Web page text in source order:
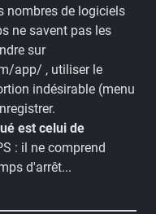
nombres de logiciels
ne savent pas les
sur
app/ , utiliser le
indésirable (menu
est celui de
: il ne comprend
d'arrêt...